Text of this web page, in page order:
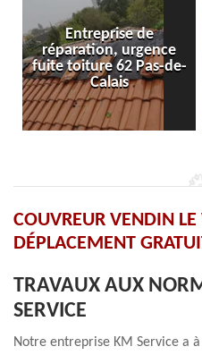
de-
Nettoyage et pose
gouttière 62
COUVREUR VENDIN
DÉPLACEMENT
TRAVAUX AUX
SERVICE
Notre entreprise KM Service a